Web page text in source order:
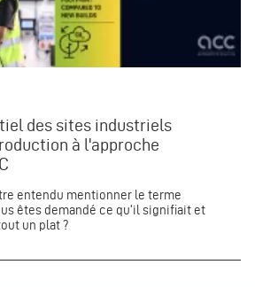
des sites industriels
à l'approche
entendu mentionner le terme
êtes demandé ce qu'il signifiait et
un plat ?